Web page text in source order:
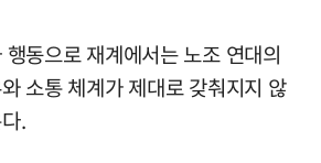
동으로 재계에서는 노조 연대의
소통 체계가 제대로 갖춰지지 않
.